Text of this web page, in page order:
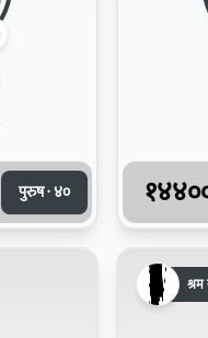
पुरुष · ४०
श्रम